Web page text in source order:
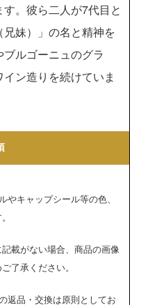
。彼ら二人が7代目と
妹）」の名と精神を
ルゴーニュのグラ
ン造りを続けていま
キャップシール等の色、
載がない場合、商品の画像
了承ください。
返品・交換は原則としてお